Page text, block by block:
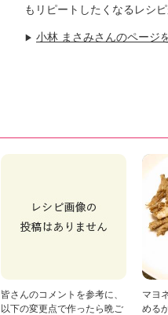
もリピートしたくなるレシ
▶ 小林 まさみさんのページ
皆さんのコメントを参考に、
以下の変更点で作ったら晩ご
マヨ
める